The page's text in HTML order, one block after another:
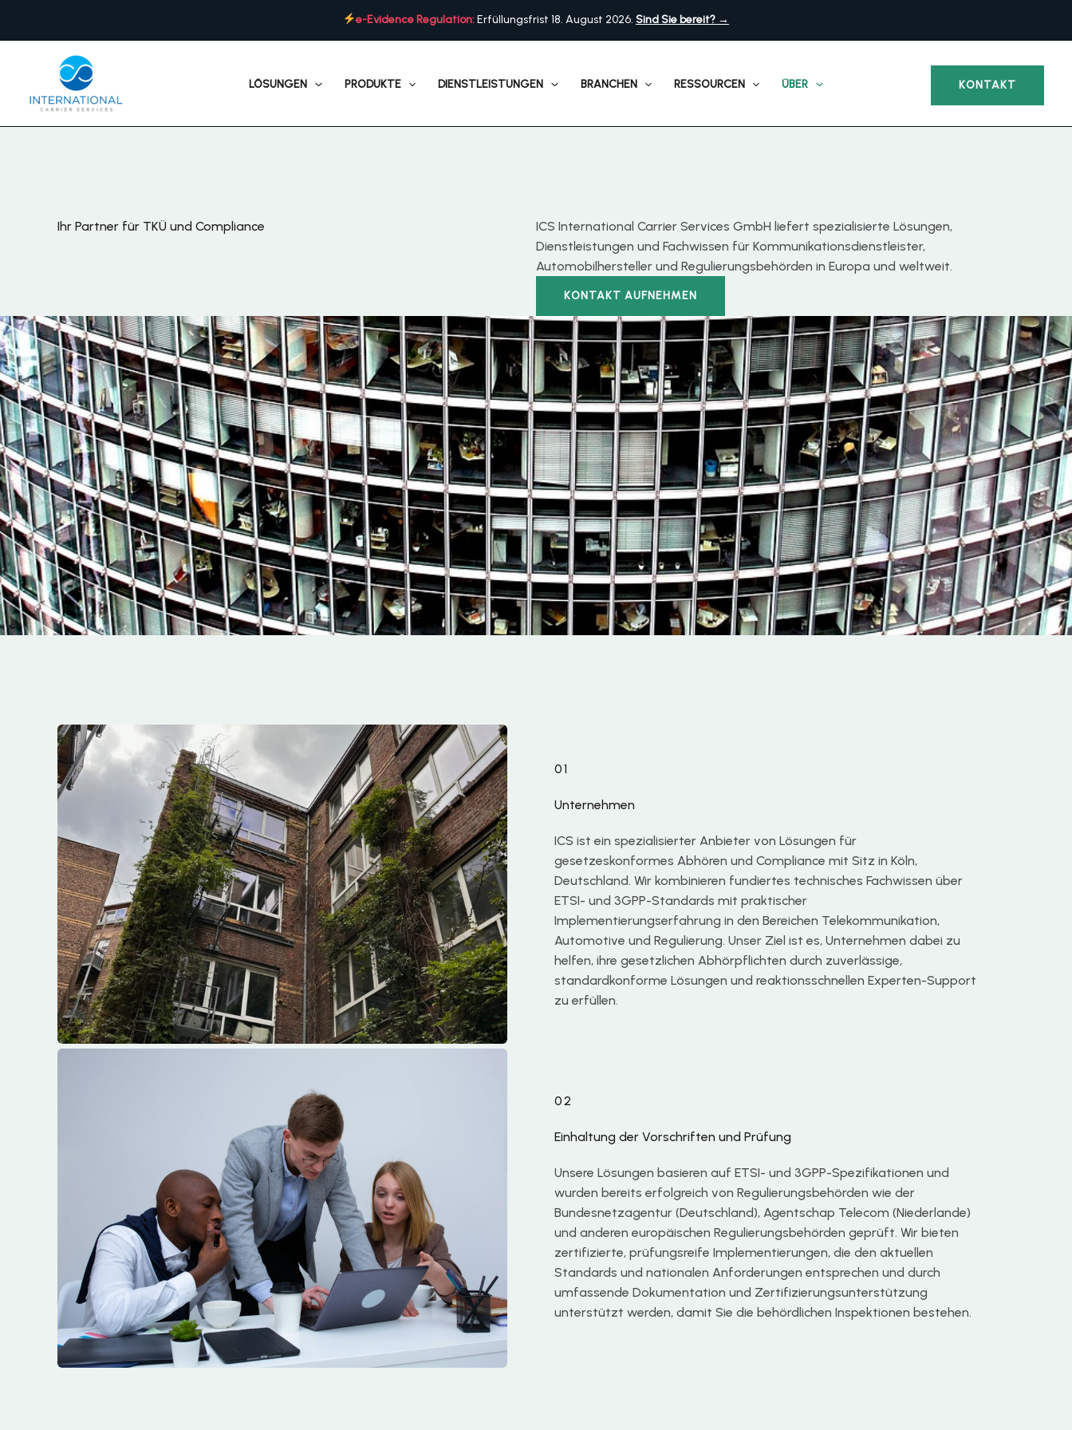
e-Evidence Regulation:Erfüllungsfrist 18. August 2026. Sind Sie bereit? →
LÖSUNGEN PRODUKTE DIENSTLEISTUNGEN BRANCHEN RESSOURCEN ÜBER KONTAKT
Ihr Partner für TKÜ und Compliance
ICS International Carrier Services GmbH liefert spezialisierte Lösungen,
Dienstleistungen und Fachwissen für Kommunikationsdienstleister,
Automobilhersteller und Regulierungsbehörden in Europa und weltweit.
KONTAKT AUFNEHMEN
01
Unternehmen
ICS ist ein spezialisierter Anbieter von Lösungen für
gesetzeskonformes Abhören und Compliance mit Sitz in Köln,
Deutschland. Wir kombinieren fundiertes technisches Fachwissen über
ETSI- und 3GPP-Standards mit praktischer
Implementierungserfahrung in den Bereichen Telekommunikation,
Automotive und Regulierung. Unser Ziel ist es, Unternehmen dabei zu
helfen, ihre gesetzlichen Abhörpflichten durch zuverlässige,
standardkonforme Lösungen und reaktionsschnellen Experten-Support
zu erfüllen.
02
Einhaltung der Vorschriften und Prüfung
Unsere Lösungen basieren auf ETSI- und 3GPP-Spezifikationen und
wurden bereits erfolgreich von Regulierungsbehörden wie der
Bundesnetzagentur (Deutschland), Agentschap Telecom (Niederlande)
und anderen europäischen Regulierungsbehörden geprüft. Wir bieten
zertifizierte, prüfungsreife Implementierungen, die den aktuellen
Standards und nationalen Anforderungen entsprechen und durch
umfassende Dokumentation und Zertifizierungsunterstützung
unterstützt werden, damit Sie die behördlichen Inspektionen bestehen.